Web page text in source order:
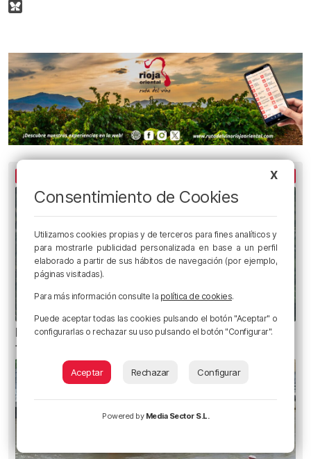
Heridas dos personas en un accidente entre
tres vehículos en la A8 en Muskiz
X
Consentimiento de Cookies
Utilizamos cookies propias y de terceros para fines analíticos y
para mostrarle publicidad personalizada en base a un perfil
elaborado a partir de sus hábitos de navegación (por ejemplo,
páginas visitadas).
Para más información consulte la política de cookies.
Puede aceptar todas las cookies pulsando el botón "Aceptar" o
configurarlas o rechazar su uso pulsando el botón "Configurar".
Aceptar Rechazar Configurar
Powered by Media Sector S.L.